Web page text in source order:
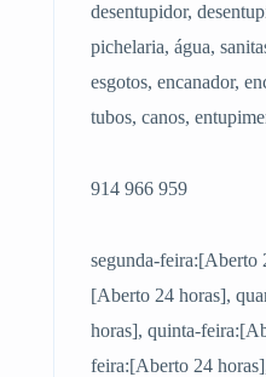
desentupidor,
pichelaria, água,
esgotos, encanador,
tubos, canos,
914 966 959
segunda-feira:[Aberto
[Aberto 24 horas],
horas], quinta-
feira:[Aberto 24